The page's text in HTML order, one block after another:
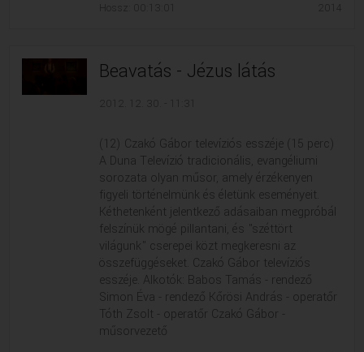
Hossz: 00:13:01
2014
Beavatás - Jézus látás
(12) Czakó Gábor televíziós esszéje (15 perc)
A Duna Televízió tradicionális, evangéliumi
sorozata olyan műsor, amely érzékenyen
figyeli történelmünk és életünk eseményeit.
Kéthetenként jelentkező adásaiban megpróbál
felszínük mögé pillantani, és "széttört
világunk" cserepei közt megkeresni az
összefüggéseket. Czakó Gábor televíziós
esszéje. Alkotók: Babos Tamás - rendező
Simon Éva - rendező Kőrösi András - operatőr
Tóth Zsolt - operatőr Czakó Gábor -
műsorvezető